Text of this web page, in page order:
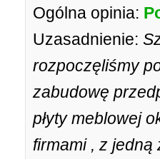
Ogólna opinia:
Uzasadnienie:
rozpoczęliśmy
zabudowę
płyty meblowej
firmami , z jedną